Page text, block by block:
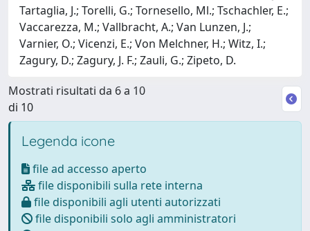
Tartaglia, J.; Torelli, G.; Tornesello, Ml.; Tschachler, E.;
Vaccarezza, M.; Vallbracht, A.; Van Lunzen, J.;
Varnier, O.; Vicenzi, E.; Von Melchner, H.; Witz, I.;
Zagury, D.; Zagury, J. F.; Zauli, G.; Zipeto, D.
Mostrati risultati da 6 a 10
di 10
Legenda icone
file ad accesso aperto
file disponibili sulla rete interna
file disponibili agli utenti autorizzati
file disponibili solo agli amministratori